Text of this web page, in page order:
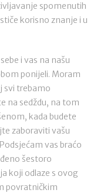
spomenutih
korisno znanje i u
i vas na našu
ponijeli. Moram
svi trebamo
na sedždu, na tom
kada budete
zaboraviti vašu
vas braćo
šestoro
koji odlaze s ovog
povratničkim